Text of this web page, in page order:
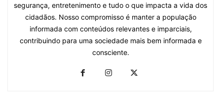
segurança, entretenimento e tudo o que impacta a vida dos
cidadãos. Nosso compromisso é manter a população
informada com conteúdos relevantes e imparciais,
contribuindo para uma sociedade mais bem informada e
consciente.